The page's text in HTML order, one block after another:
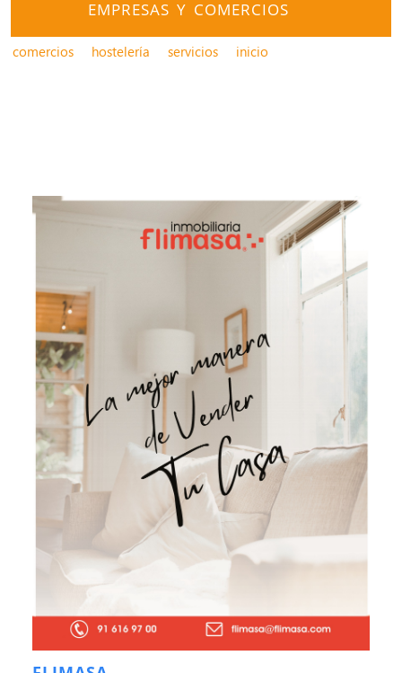
EMPRESAS Y COMERCIOS
comercios hostelería servicios inicio